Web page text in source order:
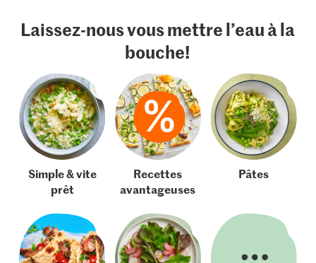
Laissez-nous vous mettre l’eau à la
bouche!
Simple & vite
prêt
Recettes
avantageuses
Pâtes